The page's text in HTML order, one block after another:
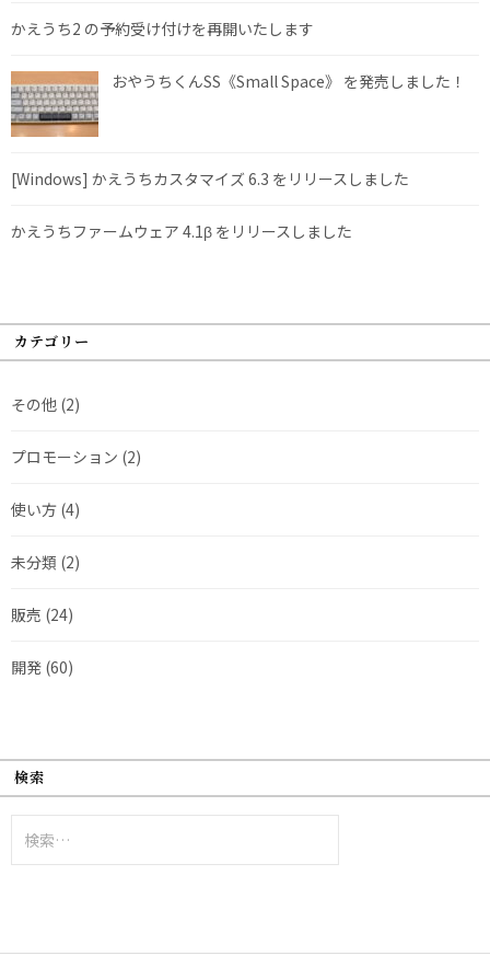
かえうち2 の予約受け付けを再開いたします
おやうちくんSS《Small Space》 を発売しました！
[Windows] かえうちカスタマイズ 6.3 をリリースしました
かえうちファームウェア 4.1β をリリースしました
カテゴリー
その他 (2)
プロモーション (2)
使い方 (4)
未分類 (2)
販売 (24)
開発 (60)
検索
索: